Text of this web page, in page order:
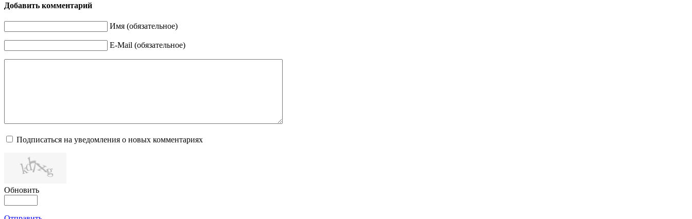
Добавить комментарий
Имя (обязательное)
E-Mail (обязательное)
Подписаться на уведомления о новых комментариях
Обновить